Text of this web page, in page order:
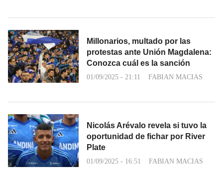
Millonarios, multado por las
protestas ante Unión Magdalena:
Conozca cuál es la sanción
01/09/2025 - 21:11 FABIAN MACIAS
Nicolás Arévalo revela si tuvo la
oportunidad de fichar por River
Plate
01/09/2025 - 16:51 FABIAN MACIAS